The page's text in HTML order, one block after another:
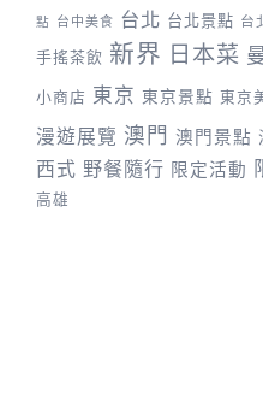
點 台中美食 台北 台北景點 台
手搖茶飲 新界 日本菜
小商店 東京 東京景點 東京
漫遊展覽 澳門 澳門景點
西式 野餐隨行 限定活動
高雄